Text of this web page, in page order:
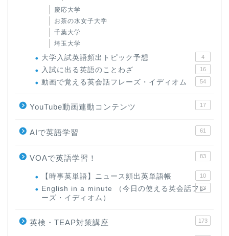
慶応大学
お茶の水女子大学
千葉大学
埼玉大学
大学入試英語頻出トピック予想 4
入試に出る英語のことわざ 16
動画で覚える英会話フレーズ・イディオム 54
YouTube動画連動コンテンツ 17
AIで英語学習 61
VOAで英語学習！ 83
【時事英単語】ニュース頻出英単語帳 10
English in a minute （今日の使える英会話フレ
ーズ・イディオム）
63
英検・TEAP対策講座 173